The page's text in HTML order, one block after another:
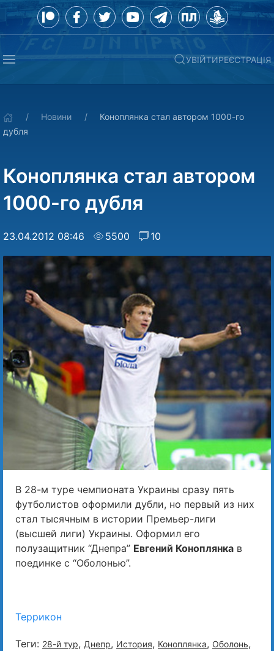
УВІЙТИРЕЄСТРАЦІЯ
Новини
Коноплянка стал автором 1000-го
дубля
Коноплянка стал автором
1000-го дубля
23.04.2012 08:46 5500 10
В 28-м туре чемпионата Украины сразу пять
футболистов оформили дубли, но первый из них
стал тысячным в истории Премьер-лиги
(высшей лиги) Украины. Оформил его
полузащитник “Днепра” Евгений Коноплянка в
поединке с “Оболонью”.
Террикон
Теги: 28-й тур, Днепр, История, Коноплянка, Оболонь,